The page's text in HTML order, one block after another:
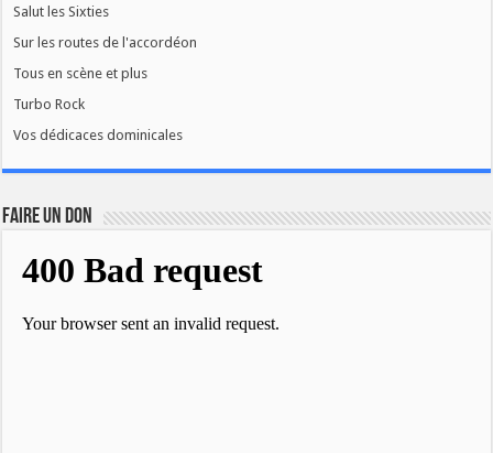
Salut les Sixties
Sur les routes de l'accordéon
Tous en scène et plus
Turbo Rock
Vos dédicaces dominicales
FAIRE UN DON